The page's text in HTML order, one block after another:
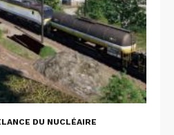
DU NUCLÉAIRE